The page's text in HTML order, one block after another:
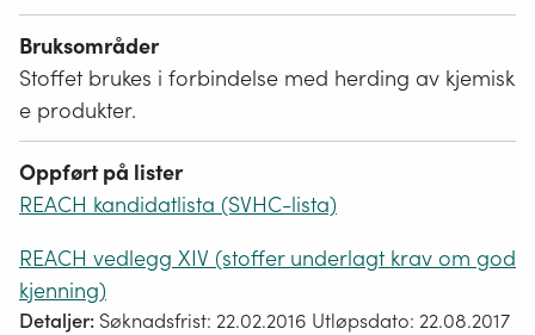
Bruksområder
Stoffet brukes i forbindelse med herding av kjemisk
e produkter.
Oppført på lister
REACH kandidatlista (SVHC-lista)
REACH vedlegg XIV (stoffer underlagt krav om god
kjenning)
Detaljer: Søknadsfrist: 22.02.2016 Utløpsdato: 22.08.2017